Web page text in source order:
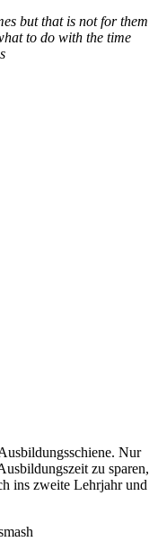
but that is not for them
to do with the time
Nur
zu sparen,
ins zweite Lehrjahr und